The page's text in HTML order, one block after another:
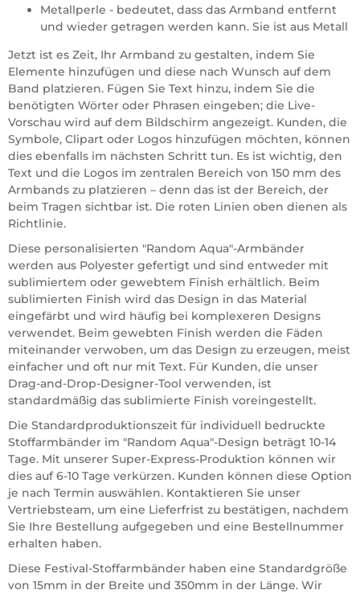
Metallperle - bedeutet, dass das Armband entfernt
und wieder getragen werden kann. Sie ist aus Metall
Jetzt ist es Zeit, Ihr Armband zu gestalten, indem Sie
Elemente hinzufügen und diese nach Wunsch auf dem
Band platzieren. Fügen Sie Text hinzu, indem Sie die
benötigten Wörter oder Phrasen eingeben; die Live-
Vorschau wird auf dem Bildschirm angezeigt. Kunden, die
Symbole, Clipart oder Logos hinzufügen möchten, können
dies ebenfalls im nächsten Schritt tun. Es ist wichtig, den
Text und die Logos im zentralen Bereich von 150 mm des
Armbands zu platzieren – denn das ist der Bereich, der
beim Tragen sichtbar ist. Die roten Linien oben dienen als
Richtlinie.
Diese personalisierten "Random Aqua"-Armbänder
werden aus Polyester gefertigt und sind entweder mit
sublimiertem oder gewebtem Finish erhältlich. Beim
sublimierten Finish wird das Design in das Material
eingefärbt und wird häufig bei komplexeren Designs
verwendet. Beim gewebten Finish werden die Fäden
miteinander verwoben, um das Design zu erzeugen, meist
einfacher und oft nur mit Text. Für Kunden, die unser
Drag-and-Drop-Designer-Tool verwenden, ist
standardmäßig das sublimierte Finish voreingestellt.
Die Standardproduktionszeit für individuell bedruckte
Stoffarmbänder im "Random Aqua"-Design beträgt 10-14
Tage. Mit unserer Super-Express-Produktion können wir
dies auf 6-10 Tage verkürzen. Kunden können diese Option
je nach Termin auswählen. Kontaktieren Sie unser
Vertriebsteam, um eine Lieferfrist zu bestätigen, nachdem
Sie Ihre Bestellung aufgegeben und eine Bestellnummer
erhalten haben.
Diese Festival-Stoffarmbänder haben eine Standardgröße
von 15mm in der Breite und 350mm in der Länge. Wir